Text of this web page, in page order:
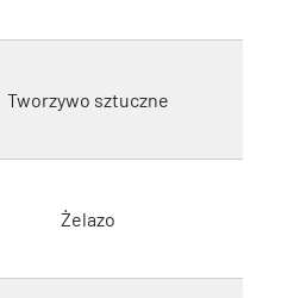
Tworzywo sztuczne
Żelazo